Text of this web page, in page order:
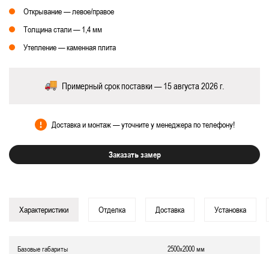
Открывание — левое/правое
Толщина стали — 1,4 мм
Утепление — каменная плита
Примерный срок поставки — 15 августа 2026 г.
Доставка и монтаж — уточните у менеджера по телефону!
Заказать замер
Характеристики Отделка Доставка Установка
Базовые габариты 2500х2000 мм